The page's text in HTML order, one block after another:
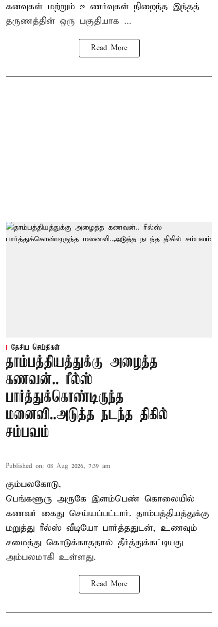
கனவுகள் மற்றும் உணர்வுகள் நிறைந்த இந்தத்
தருணத்தின் ஒரு பகுதியாக ...
Read More
தேசிய செய்திகள்
தாம்பத்தியத்துக்கு அழைத்த
கணவன்.. ரீல்ஸ்
பார்த்துக்கொண்டிருந்த
மனைவி..அடுத்த நடந்த திகில்
சம்பவம்
Published on: 08 Aug 2026, 7:39 am
கும்பலகோடு,
பெங்களூரு அருகே இளம்பெண் கொலையில்
கணவர் கைது செய்யப்பட்டார். தாம்பத்தியத்துக்கு
மறுத்து ரீல்ஸ் வீடியோ பார்த்ததுடன், உணவும்
சமைத்து கொடுக்காததால் தீர்த்துக்கட்டியது
அம்பலமாகி உள்ளது.
Read More